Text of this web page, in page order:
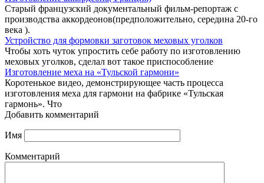
Старый французский документальный фильм-репортаж с
производства аккордеонов(предположительно, середина 20-го
века ).
Устройство для формовки заготовок меховых уголков
Чтобы хоть чуток упростить себе работу по изготовлению
меховых уголков, сделал вот такое приспособление
Изготовление меха на «Тульской гармони»
Коротенькое видео, демонстрирующее часть процесса
изготовления меха для гармони на фабрике «Тульская
гармонь». Что
Добавить комментарий
Имя
Комментарий